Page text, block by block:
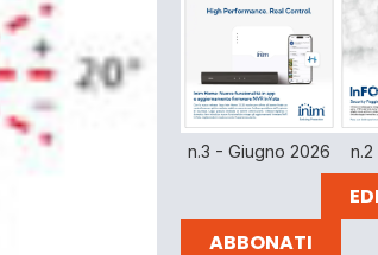
n.3 - Giugno 2026
ABBONATI